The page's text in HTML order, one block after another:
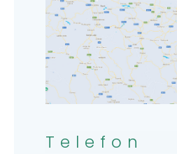
Telefon